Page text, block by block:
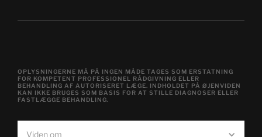
Viden om
OPLYSNINGERNE MÅ PÅ INGEN MÅDE TAGES SOM ERSTATNING
FOR KOMPETENT PROFESSIONEL RÅDGIVNING ELLER
BEHANDLING AF AUTORISERET LÆGE. INDHOLDET PÅ ØJENVIDEN
KAN IKKE BRUGES SOM BASIS FOR AT STILLE DIAGNOSER ELLER
FASTLÆGGE BEHANDLING.